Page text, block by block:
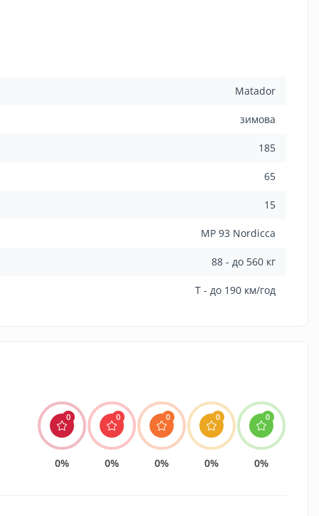
Matador
зимова
185
65
15
MP 93 Nordicca
88 - до 560 кг
T - до 190 км/год
0
0%
0
0%
0
0%
0
0%
0
0%